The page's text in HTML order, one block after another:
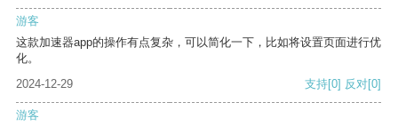
游客
这款加速器app的操作有点复杂，可以简化一下，比如将设置页面进行优
化。
2024-12-29
支持[0] 反对[0]
游客